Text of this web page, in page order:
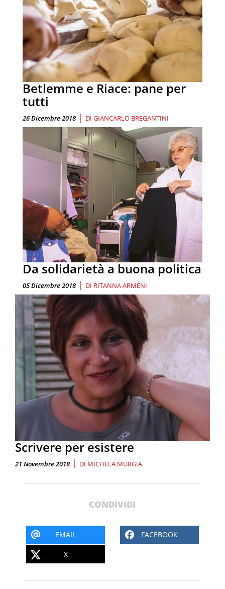
Betlemme e Riace: pane per
tutti
26 Dicembre 2018 | DI GIANCARLO BREGANTINI
Da solidarietà a buona politica
05 Dicembre 2018 | DI RITANNA ARMENI
Scrivere per esistere
21 Novembre 2018 | DI MICHELA MURGIA
CONDIVIDI
EMAIL FACEBOOK
X